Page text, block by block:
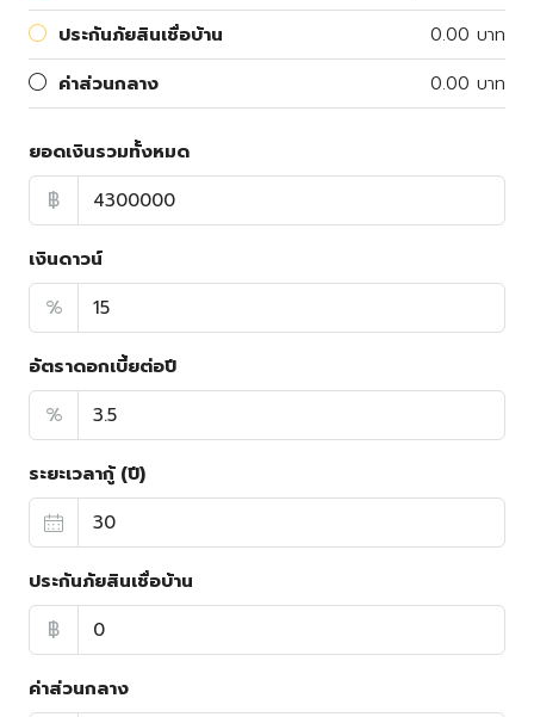
ประกันภัยสินเชื่อบ้าน
0.00 บาท
ค่าส่วนกลาง
0.00 บาท
ยอดเงินรวมทั้งหมด
฿
เงินดาวน์
%
อัตราดอกเบี้ยต่อปี
%
ระยะเวลากู้ (ปี)
ประกันภัยสินเชื่อบ้าน
฿
ค่าส่วนกลาง